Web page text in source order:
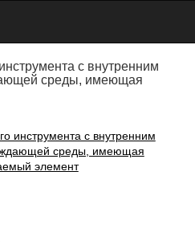
с внутренним
среды, имеющая